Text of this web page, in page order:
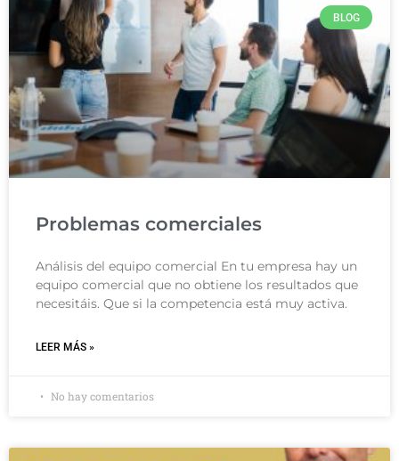
BLOG
Problemas comerciales
Análisis del equipo comercial En tu empresa hay un
equipo comercial que no obtiene los resultados que
necesitáis. Que si la competencia está muy activa.
LEER MÁS »
No hay comentarios